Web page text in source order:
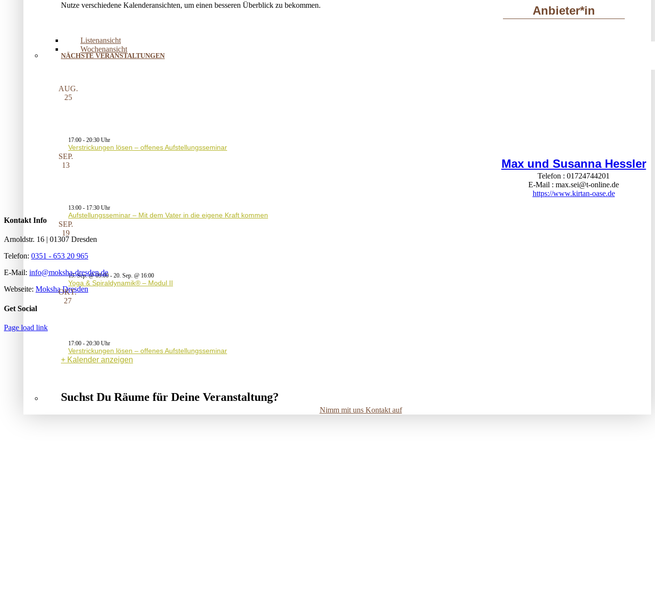
Nutze verschiedene Kalenderansichten, um einen besseren Überblick zu bekommen.
Listenansicht
Wochenansicht
NÄCHSTE VERANSTALTUNGEN
AUG.
25
17:00 - 20:30
Verstrickungen lösen – offenes Aufstellungsseminar
SEP.
13
13:00 - 17:30
Aufstellungsseminar – Mit dem Vater in die eigene Kraft kommen
SEP.
19
19. Sep. @ 09:00 - 20. Sep. @ 16:00
Yoga & Spiraldynamik® – Modul II
OKT.
27
17:00 - 20:30
Verstrickungen lösen – offenes Aufstellungsseminar
Kalender anzeigen
Suchst Du Räume für Deine Veranstaltung?
Nimm mit uns Kontakt auf
Anbieter*in
Max und Susanna Hessler
Telefon
01724744201
E-Mail
max.sei@t-online.de
https://www.kirtan-oase.de
Kontakt Info
Arnoldstr. 16 | 01307 Dresden
Telefon: 0351 - 653 20 965
E-Mail: info@moksha-dresden.de
Webseite: Moksha Dresden
Get Social
Page load link